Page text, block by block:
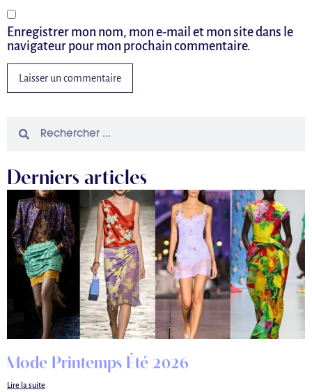
Enregistrer mon nom, mon e-mail et mon site dans le
navigateur pour mon prochain commentaire.
Derniers articles
Mode Printemps Été 2026
Lire la suite